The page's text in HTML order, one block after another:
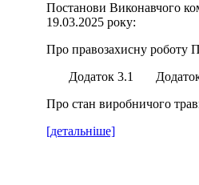
Постанови Виконавчого
19.03.2025 року:
Про правозахисну роботу
Додаток 3.1 Додаток
Про стан виробничого
[детальніше]